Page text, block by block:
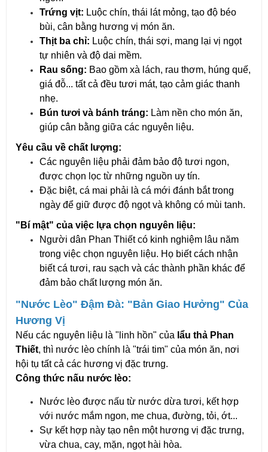
Trứng vịt: Luộc chín, thái lát mỏng, tạo độ béo
bùi, cân bằng hương vị món ăn.
Thịt ba chỉ: Luộc chín, thái sợi, mang lại vị ngọt
tự nhiên và độ dai mềm.
Rau sống: Bao gồm xà lách, rau thơm, húng quế,
giá đỗ... tất cả đều tươi mát, tạo cảm giác thanh
nhẹ.
Bún tươi và bánh tráng: Làm nền cho món ăn,
giúp cân bằng giữa các nguyên liệu.
Yêu cầu về chất lượng:
Các nguyên liệu phải đảm bảo độ tươi ngon,
được chọn lọc từ những nguồn uy tín.
Đặc biệt, cá mai phải là cá mới đánh bắt trong
ngày để giữ được độ ngọt và không có mùi tanh.
"Bí mật" của việc lựa chọn nguyên liệu:
Người dân Phan Thiết có kinh nghiệm lâu năm
trong việc chọn nguyên liệu. Họ biết cách nhận
biết cá tươi, rau sạch và các thành phần khác để
đảm bảo chất lượng món ăn.
"Nước Lèo" Đậm Đà: "Bản Giao Hưởng" Của
Hương Vị
Nếu các nguyên liệu là "linh hồn" của lẩu thả Phan
Thiết, thì nước lèo chính là "trái tim" của món ăn, nơi
hội tụ tất cả các hương vị đặc trưng.
Công thức nấu nước lèo:
Nước lèo được nấu từ nước dừa tươi, kết hợp
với nước mắm ngon, me chua, đường, tỏi, ớt...
Sự kết hợp này tạo nên một hương vị đặc trưng,
vừa chua, cay, mặn, ngọt hài hòa.